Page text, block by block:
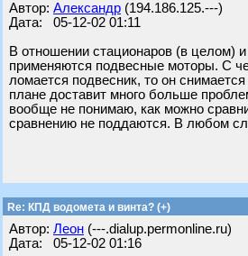
Автор: Александр (194.186.125.---)
Дата: 05-12-02 01:11
В отношении стационаров (в целом)
применяются подвесные моторы. С
ломается подвесник, то он
плане доставит много больше
вообще не понимаю, как можно
сравнению не поддаются. В любом
Re: КПД водомета и винта? (+)
Автор: Леон (---.dialup.permonline.ru)
Дата: 05-12-02 01:16